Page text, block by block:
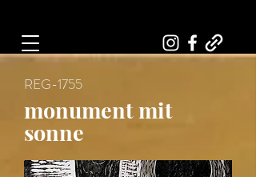
REG-1755
monument mit
sonne